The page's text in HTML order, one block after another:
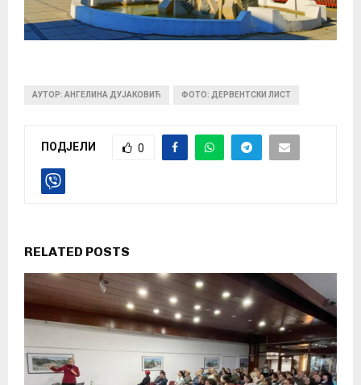
АУТОР: АНГЕЛИНА ДУЈАКОВИЋ ФОТО: ДЕРВЕНТСКИ ЛИСТ
ПОДЈЕЛИ 0
RELATED POSTS